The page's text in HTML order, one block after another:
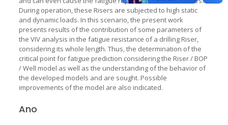
During operation, these Risers are subjected to high static
and dynamic loads. In this scenario, the present work
presents results of the contribution of some parameters of
the VIV analysis in the fatigue resistance of a drilling Riser,
considering its whole length. Thus, the determination of the
critical point for fatigue prediction considering the Riser / BOP
/ Well model as well as the understanding of the behavior of
the developed models and are sought. Possible
improvements of the model are also indicated.
Ano